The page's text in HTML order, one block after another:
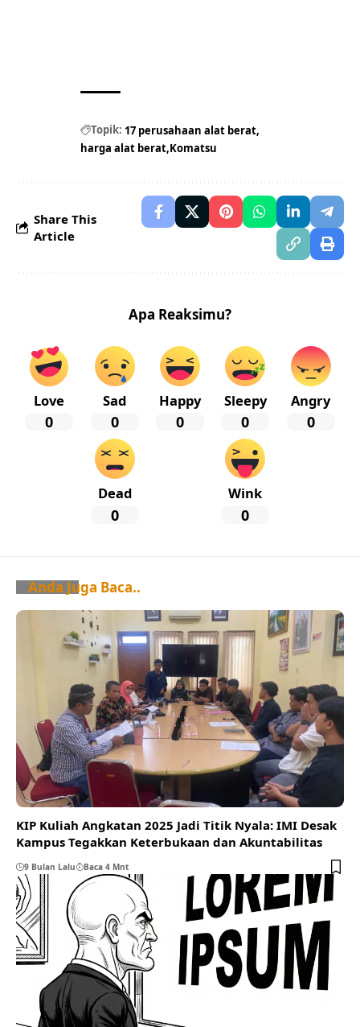
Topik: 17 perusahaan alat berat
harga alat berat Komatsu
Share This
Article
Apa Reaksimu?
Love
0
Sad
0
Happy
0
Sleepy
0
Angry
0
Dead
0
Wink
0
Anda Juga Baca..
KIP Kuliah Angkatan 2025 Jadi Titik Nyala: IMI Desak
Kampus Tegakkan Keterbukaan dan Akuntabilitas
9 Bulan Lalu Baca 4 Mnt